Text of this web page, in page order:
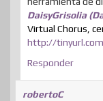
DaisyGrisolia
Virtual Chorus,
http://
Responder
robertoC